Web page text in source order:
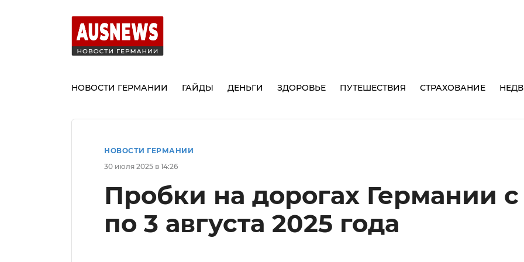
НОВОСТИ ГЕРМАНИИ ГАЙДЫ ДЕНЬГИ ЗДОРОВЬЕ ПУТЕШЕСТВИЯ СТРАХОВАНИЕ
НОВОСТИ ГЕРМАНИИ
30 июля 2025 в 14:26
Пробки на дорогах Германии с
по 3 августа 2025 года